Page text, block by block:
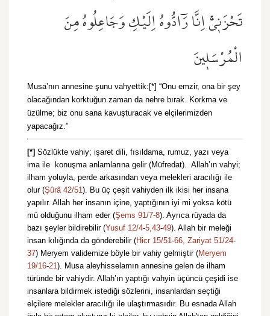
تَحْزَن۪يۚ اِنَّا رَٓادُّوهُ اِلَيْكِ وَجَاعِلُوهُ مِنَ
الْمُرْسَل۪ينَ
Musa’nın annesine şunu vahyettik:[*] “Onu emzir, ona bir şey
olacağından korktuğun zaman da nehre bırak. Korkma ve
üzülme; biz onu sana kavuşturacak ve elçilerimizden
yapacağız.”
[*] Sözlükte vahiy; işaret dili, fısıldama, rumuz, yazı veya
ima ile konuşma anlamlarına gelir (Müfredat). Allah’ın vahyi;
ilham yoluyla, perde arkasından veya melekleri aracılığı ile
olur (Şûrâ 42/51). Bu üç çeşit vahiyden ilk ikisi her insana
yapılır. Allah her insanın içine, yaptığının iyi mi yoksa kötü
mü olduğunu ilham eder (Şems 91/7-8). Ayrıca rüyada da
bazı şeyler bildirebilir (Yusuf 12/4-5,43-49). Allah bir meleği
insan kılığında da gönderebilir (Hicr 15/51-66, Zariyat 51/24-
37) Meryem validemize böyle bir vahiy gelmiştir (Meryem
19/16-21). Musa aleyhisselamın annesine gelen de ilham
türünde bir vahiydir. Allah’ın yaptığı vahyin üçüncü çeşidi ise
insanlara bildirmek istediği sözlerini, insanlardan seçtiği
elçilere melekler aracılığı ile ulaştırmasıdır. Bu esnada Allah